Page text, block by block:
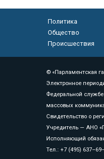
Политика
Общество
Происшествия
© «Парламентская
Электронное
Федеральной
массовых
Свидетельство о
Учредитель — АНО
Исполняющий
Тел.: +7 (495)